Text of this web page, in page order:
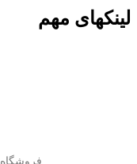
لینکهای مهم
فروشگاه